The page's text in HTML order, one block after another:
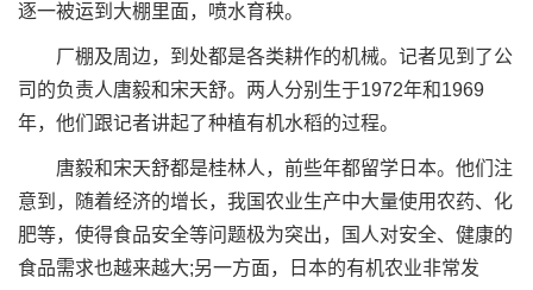
逐一被运到大棚里面，喷水育秧。
厂棚及周边，到处都是各类耕作的机械。记者见到了公
司的负责人唐毅和宋天舒。两人分别生于1972年和1969
年，他们跟记者讲起了种植有机水稻的过程。
唐毅和宋天舒都是桂林人，前些年都留学日本。他们注
意到，随着经济的增长，我国农业生产中大量使用农药、化
肥等，使得食品安全等问题极为突出，国人对安全、健康的
食品需求也越来越大;另一方面，日本的有机农业非常发